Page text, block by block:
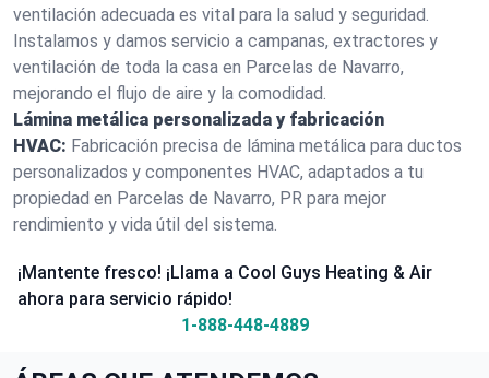
ventilación adecuada es vital para la salud y seguridad.
Instalamos y damos servicio a campanas, extractores y
ventilación de toda la casa en Parcelas de Navarro,
mejorando el flujo de aire y la comodidad.
Lámina metálica personalizada y fabricación
HVAC: Fabricación precisa de lámina metálica para ductos
personalizados y componentes HVAC, adaptados a tu
propiedad en Parcelas de Navarro, PR para mejor
rendimiento y vida útil del sistema.
¡Mantente fresco! ¡Llama a Cool Guys Heating & Air
ahora para servicio rápido!
1-888-448-4889